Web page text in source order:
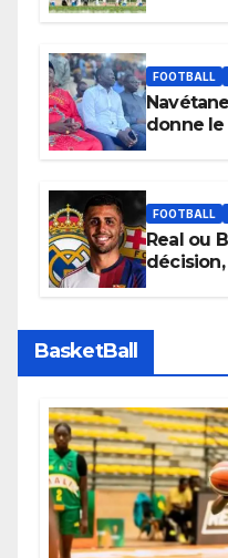
FOOTBALL
donne le
apaisées.
FOOTBALL
Real ou
BasketBall